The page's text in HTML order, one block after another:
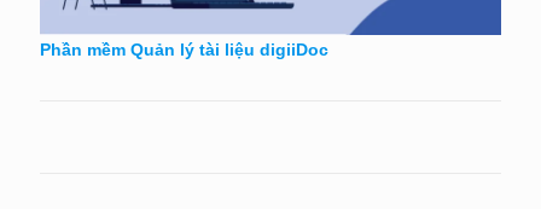
Phần mềm Quản lý tài liệu digiiDoc